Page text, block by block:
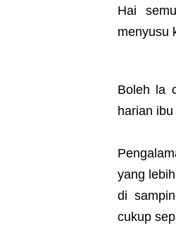
Hai
menyusu
Boleh la
harian
yang
di
cukup